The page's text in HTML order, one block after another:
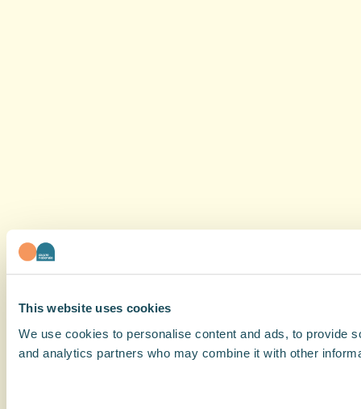
This website uses cookies
We use cookies to personalise content and ads, to provide
and analytics partners who may combine it with other